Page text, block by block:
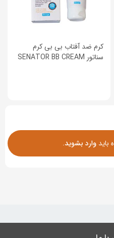
کرم ضد آفتاب بی بی کرم
سناتور SENATOR BB CREAM
باید وارد بشوید.